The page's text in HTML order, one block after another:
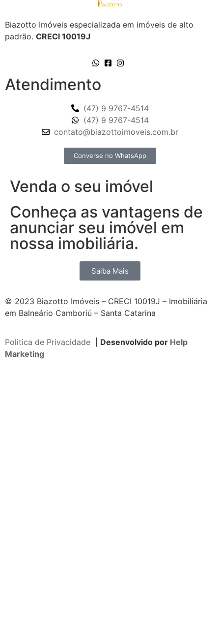
Biazotto Imóveis especializada em imóveis de alto
padrão. CRECI 10019J
Atendimento
(47) 9 9767-4514
(47) 9 9767-4514
contato@biazottoimoveis.com.br
Converse no WhatsApp
Venda o seu imóvel
Conheça as vantagens de
anunciar seu imóvel em
nossa imobiliária.
Saiba Mais
© 2023 Biazotto Imóveis – CRECI 10019J – Imobiliária
em Balneário Camboriú – Santa Catarina
Politica de Privacidade Desenvolvido por Help
Marketing